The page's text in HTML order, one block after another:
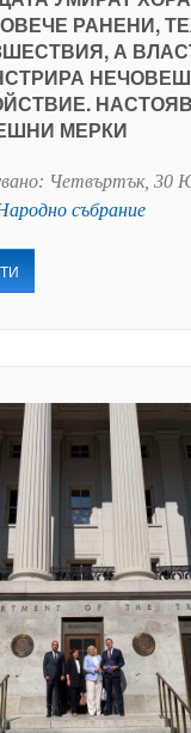
РАНЕНИ,
А
МЕРКИ
Четвъртък, 30
събрание